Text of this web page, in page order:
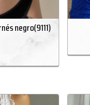
negro(9111)